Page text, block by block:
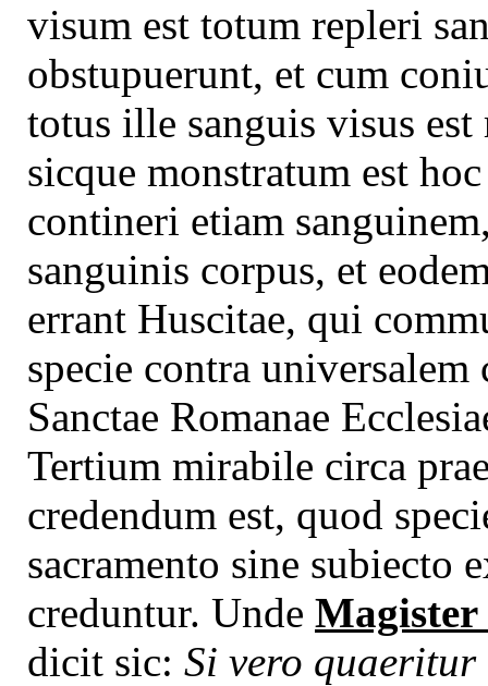
visum est totum repleri
obstupuerunt, et cum
totus ille sanguis visus
sicque monstratum est
contineri etiam
sanguinis corpus, et
errant Huscitae, qui
specie contra
Sanctae Romanae
Tertium mirabile circa
credendum est, quod
sacramento sine subiecto
creduntur. Unde
dicit sic: Si vero quaeritur